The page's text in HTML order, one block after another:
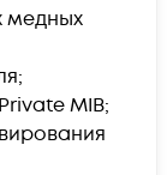
медных
MIB;